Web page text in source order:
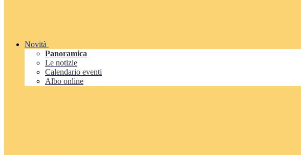
Novità
Panoramica
Le notizie
Calendario eventi
Albo online